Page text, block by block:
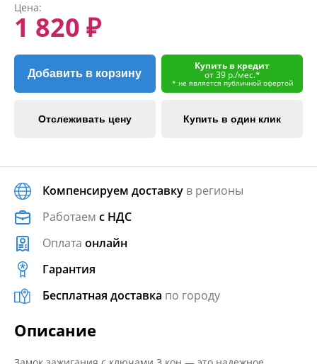
Цена:
1 820 ₽
Добавить в корзину
Купить в кредит
от 39 р./мес.*
* не является публичной офертой
Отслеживать цену Купить в один клик
Компенсируем доставку в регионы
Работаем с НДС
Оплата онлайн
Гарантия
Бесплатная доставка по городу
Описание